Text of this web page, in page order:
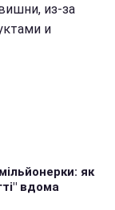
из-за
и
як
вдома